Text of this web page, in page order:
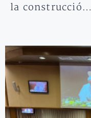
la construcció…